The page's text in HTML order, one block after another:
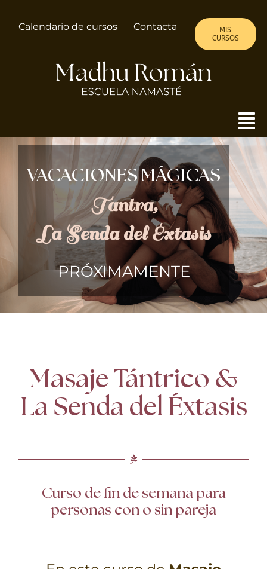
Calendario de cursos Contacta
MIS
CURSOS
ALMA DE MUJER
CURSOS
TERAPIAS
RETIROS
VACACIONES MÁGICAS
Tantra,
La Senda del Éxtasis
PRÓXIMAMENTE
Masaje Tántrico &
La Senda del Éxtasis
Curso de fin de semana para
personas con o sin pareja